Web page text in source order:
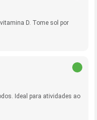
D. Tome sol por
Ideal para atividades ao